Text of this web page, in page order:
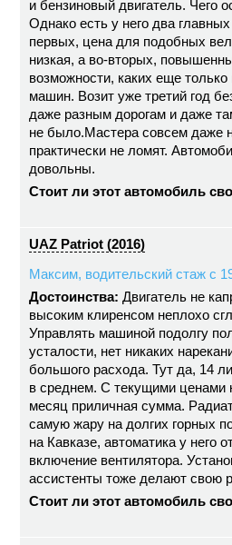
и бензиновый двигатель. Чего
Однако есть у него два
первых, цена для подобных
низкая, а во-вторых,
возможности, каких еще только
машин. Возит уже третий год
даже разным дорогам и даже
не было.Мастера совсем даже
практически не ломят.
довольны.
Стоит ли этот автомобиль
UAZ Patriot (2016)
Максим, водительский стаж с
Достоинства: Двигатель не
высоким клиренсом неплохо
Управлять машиной подолгу
усталости, нет никаких
большого расхода. Тут да, 14
в среднем. С текущими ценами
месяц приличная сумма.
самую жару на долгих горных
на Кавказе, автоматика у него
включение вентилятора.
ассистенты тоже делают свою
Стоит ли этот автомобиль